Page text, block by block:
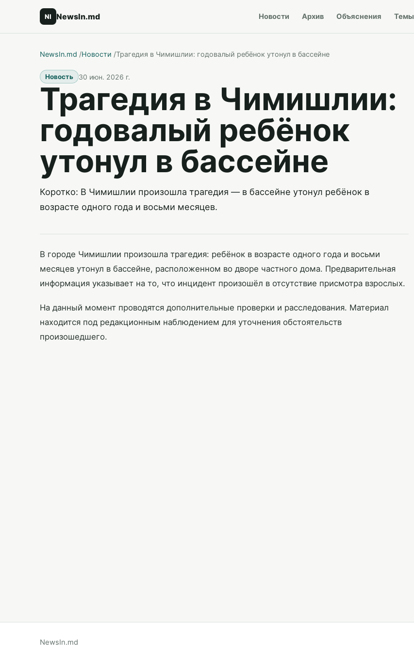
NI NewsIn.md Новости Архив Объяснения Темы
NewsIn.md /Новости /Трагедия в Чимишлии: годовалый ребёнок утонул в бассейне
Новость 30 июн. 2026 г.
Трагедия в Чимишлии:
годовалый ребёнок
утонул в бассейне
Коротко: В Чимишлии произошла трагедия — в бассейне утонул ребёнок в
возрасте одного года и восьми месяцев.
В городе Чимишлии произошла трагедия: ребёнок в возрасте одного года и восьми
месяцев утонул в бассейне, расположенном во дворе частного дома. Предварительная
информация указывает на то, что инцидент произошёл в отсутствие присмотра взрослых.
На данный момент проводятся дополнительные проверки и расследования. Материал
находится под редакционным наблюдением для уточнения обстоятельств
произошедшего.
NewsIn.md